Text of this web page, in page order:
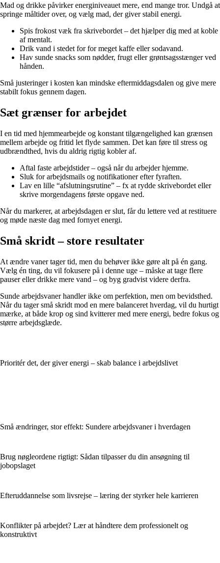
Mad og drikke påvirker energiniveauet mere, end mange tror. Undgå at
springe måltider over, og vælg mad, der giver stabil energi.
Spis frokost væk fra skrivebordet – det hjælper dig med at koble
af mentalt.
Drik vand i stedet for for meget kaffe eller sodavand.
Hav sunde snacks som nødder, frugt eller grøntsagsstænger ved
hånden.
Små justeringer i kosten kan mindske eftermiddagsdalen og give mere
stabilt fokus gennem dagen.
Sæt grænser for arbejdet
I en tid med hjemmearbejde og konstant tilgængelighed kan grænsen
mellem arbejde og fritid let flyde sammen. Det kan føre til stress og
udbrændthed, hvis du aldrig rigtig kobler af.
Aftal faste arbejdstider – også når du arbejder hjemme.
Sluk for arbejdsmails og notifikationer efter fyraften.
Lav en lille “afslutningsrutine” – fx at rydde skrivebordet eller
skrive morgendagens første opgave ned.
Når du markerer, at arbejdsdagen er slut, får du lettere ved at restituere
og møde næste dag med fornyet energi.
Små skridt – store resultater
At ændre vaner tager tid, men du behøver ikke gøre alt på én gang.
Vælg én ting, du vil fokusere på i denne uge – måske at tage flere
pauser eller drikke mere vand – og byg gradvist videre derfra.
Sunde arbejdsvaner handler ikke om perfektion, men om bevidsthed.
Når du tager små skridt mod en mere balanceret hverdag, vil du hurtigt
mærke, at både krop og sind kvitterer med mere energi, bedre fokus og
større arbejdsglæde.
Prioritér det, der giver energi – skab balance i arbejdslivet
Små ændringer, stor effekt: Sundere arbejdsvaner i hverdagen
Brug nøgleordene rigtigt: Sådan tilpasser du din ansøgning til
jobopslaget
Efteruddannelse som livsrejse – læring der styrker hele karrieren
Konflikter på arbejdet? Lær at håndtere dem professionelt og
konstruktivt